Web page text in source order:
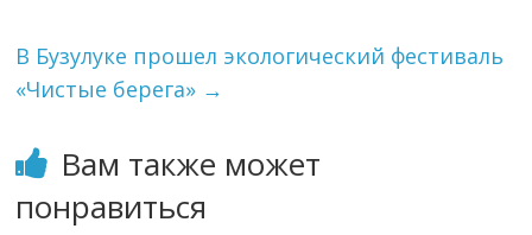
В Бузулуке прошел экологический фестиваль
«Чистые берега» →
Вам также может
понравиться